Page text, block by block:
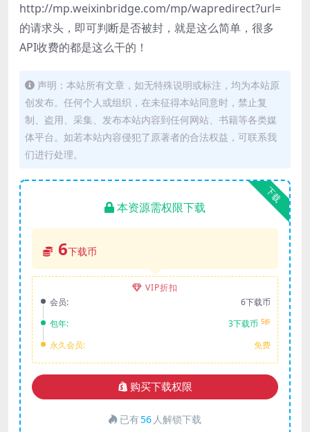
http://mp.weixinbridge.com/mp/wapredirect?url=
的请求头，即可判断是否被封，就是这么简单，很多
API收费的都是这么干的！
声明：本站所有文章，如无特殊说明或标注，均为本站原
创发布。任何个人或组织，在未征得本站同意时，禁止复
制、盗用、采集、发布本站内容到任何网站、书籍等各类媒
体平台。如若本站内容侵犯了原著者的合法权益，可联系我
们进行处理。
下载
本资源需权限下载
6下载币
VIP折扣
会员:
6下载币
包年:
3下载币 5折
永久会员: 免费
购买下载权限
已有56 人解锁下载